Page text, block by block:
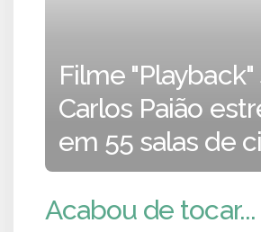
Filme
Carlos Paião
em 55 salas de
Acabou de tocar...